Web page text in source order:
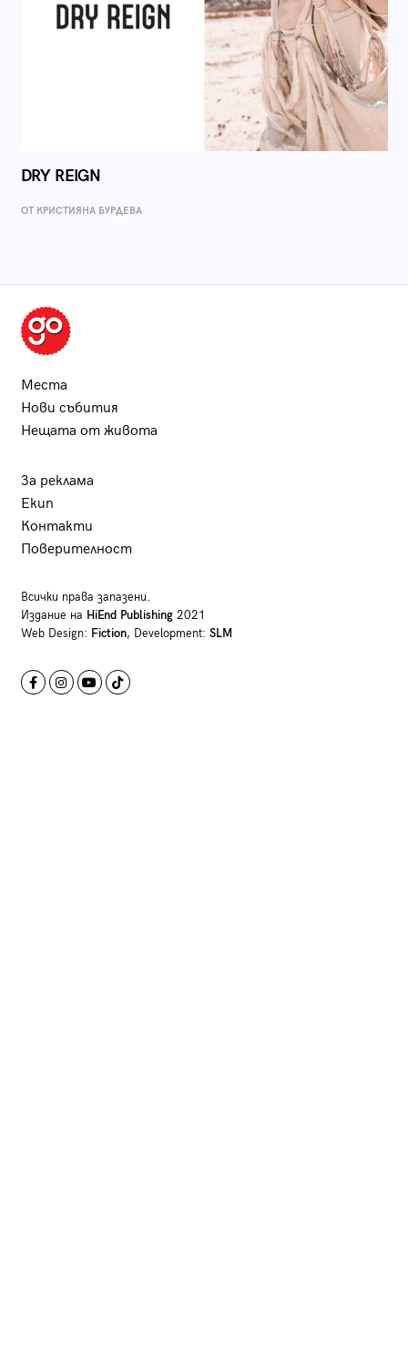
DRY REIGN
ОТ КРИСТИЯНА БУРДЕВА
Места
Нови събития
Нещата от живота
За реклама
Екип
Контакти
Поверителност
Всички права запазени.
Издание на HiEnd Publishing2021
Web Design: Fiction, Development: SLM